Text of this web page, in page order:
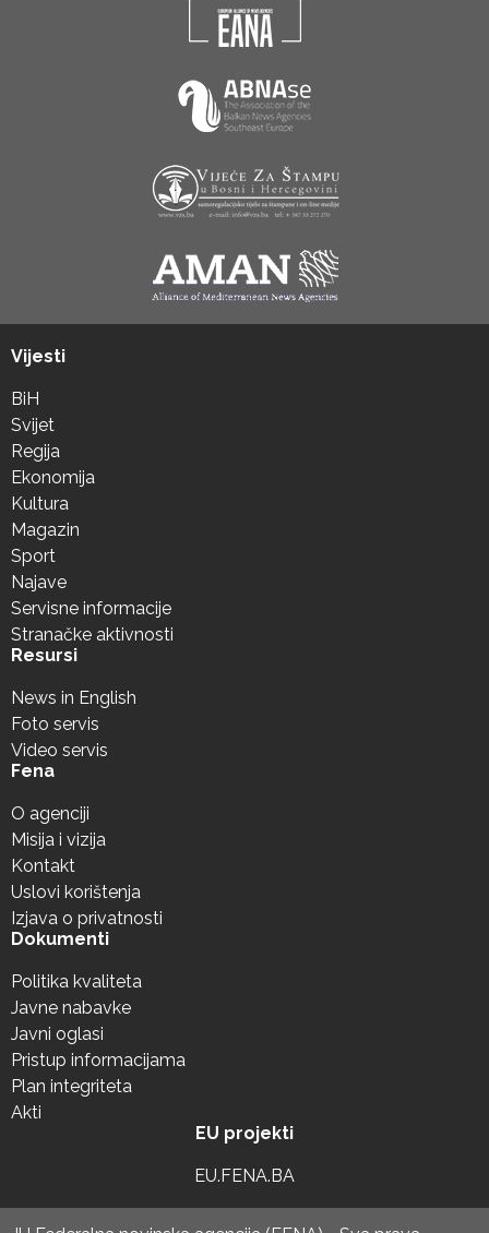
Vijesti
BiH
Svijet
Regija
Ekonomija
Kultura
Magazin
Sport
Najave
Servisne informacije
Stranačke aktivnosti
Resursi
News in English
Foto servis
Video servis
Fena
O agenciji
Misija i vizija
Kontakt
Uslovi korištenja
Izjava o privatnosti
Dokumenti
Politika kvaliteta
Javne nabavke
Javni oglasi
Pristup informacijama
Plan integriteta
Akti
EU projekti
EU.FENA.BA